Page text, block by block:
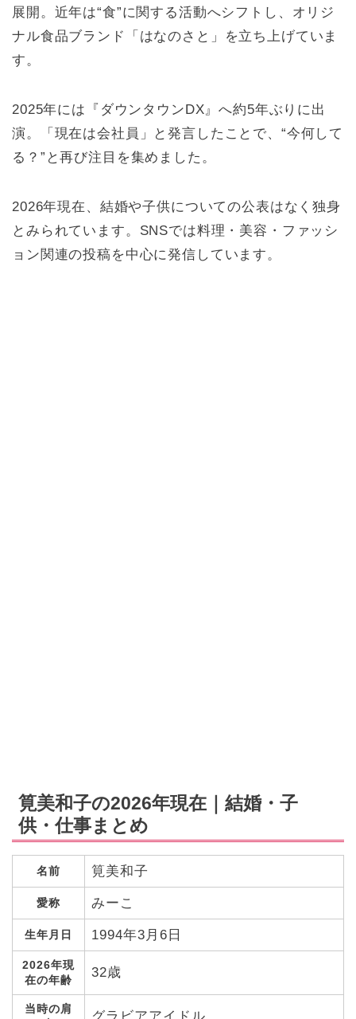
展開。近年は“食”に関する活動へシフトし、オリジ
ナル食品ブランド「はなのさと」を立ち上げていま
す。
2025年には『ダウンタウンDX』へ約5年ぶりに出
演。「現在は会社員」と発言したことで、“今何して
る？”と再び注目を集めました。
2026年現在、結婚や子供についての公表はなく独身
とみられています。SNSでは料理・美容・ファッシ
ョン関連の投稿を中心に発信しています。
筧美和子の2026年現在｜結婚・子
供・仕事まとめ
名前 筧美和子
愛称 みーこ
生年月日 1994年3月6日
2026年現
在の年齢
32歳
当時の肩